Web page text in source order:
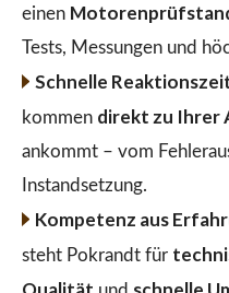
einen
Tests, Messungen und
Schnelle
kommen direkt zu Ihrer
ankommt – vom
Instandsetzung.
Kompetenz aus
steht Pokrandt für